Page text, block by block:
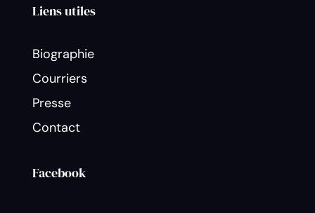
Liens utiles
Biographie
Courriers
Presse
Contact
Facebook